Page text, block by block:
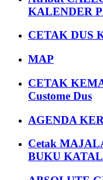
KALENDER
CETAK DUS
MAP
CETAK
Custome Dus
AGENDA
Cetak
BUKU